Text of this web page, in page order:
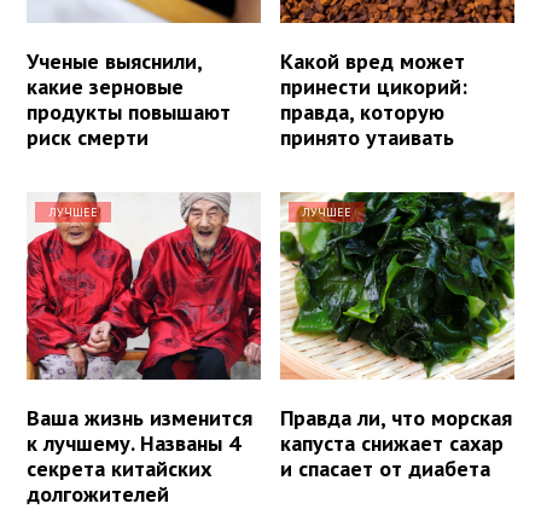
Ученые выяснили,
какие зерновые
продукты повышают
риск смерти
Какой вред может
принести цикорий:
правда, которую
принято утаивать
ЛУЧШЕЕ
Ваша жизнь изменится
к лучшему. Названы 4
секрета китайских
долгожителей
ЛУЧШЕЕ
Правда ли, что морская
капуста снижает сахар
и спасает от диабета